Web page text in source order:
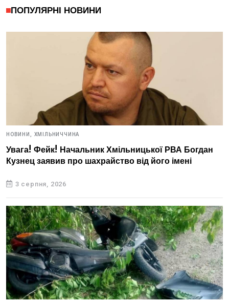
ПОПУЛЯРНІ НОВИНИ
НОВИНИ, ХМІЛЬНИЧЧИНА
Увага! Фейк! Начальник Хмільницької РВА Богдан
Кузнец заявив про шахрайство від його імені
3 серпня, 2026